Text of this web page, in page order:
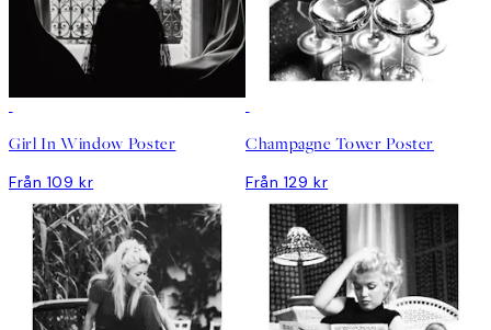
Girl In Window Poster
Från 109 kr
Champagne Tower Poster
Från 129 kr